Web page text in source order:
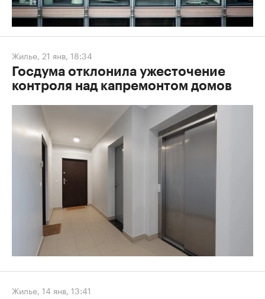
Жилье, 21 янв, 18:34
Госдума отклонила ужесточение
контроля над капремонтом домов
Жилье, 14 янв, 13:41